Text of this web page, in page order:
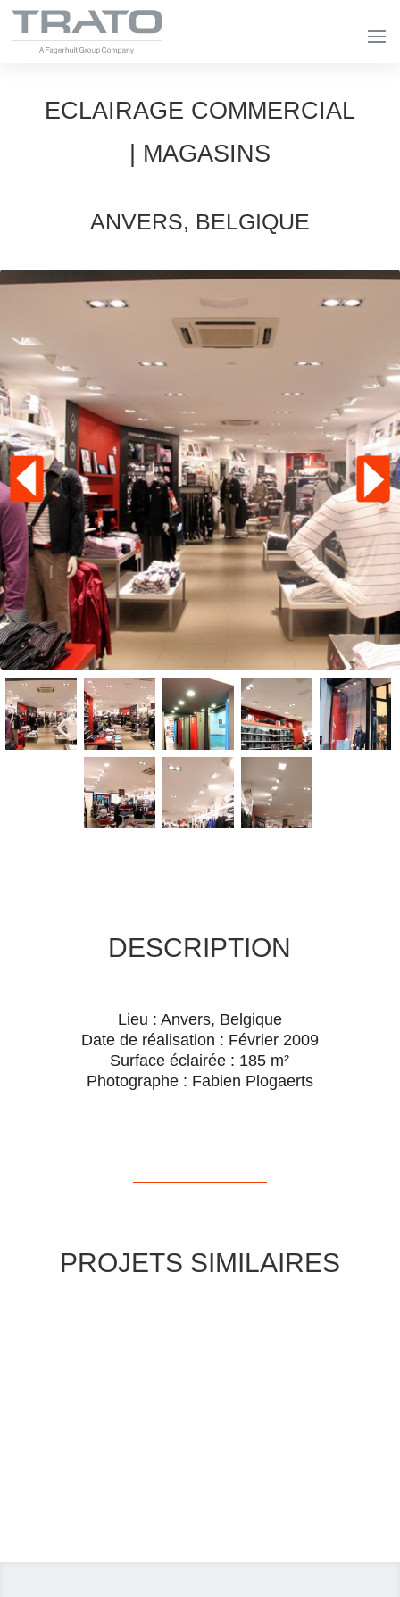
ECLAIRAGE COMMERCIAL
| MAGASINS
ANVERS, BELGIQUE
DESCRIPTION
Lieu : Anvers, Belgique
Date de réalisation : Février 2009
Surface éclairée : 185 m²
Photographe : Fabien Plogaerts
PROJETS SIMILAIRES